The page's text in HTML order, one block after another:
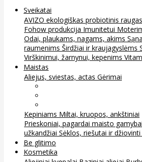
Sveikatai
AVIZO ekologiškas probiotinis raugas
Fohow produkcija Imunitetui
Odai, plaukams, nagams, akims
raumenims Širdžiai ir kraujagyslėms
Virškinimui, žarnynui, kepenims
Maistas
Aliejus, sviestas, actas Gėrimai
Kepiniams Miltai, kruopos, ankštiniai
Prieskoniai, pagardai maisto gamybai
užkandžiai Sėklos, riešutai ir džiovinti
Be glitimo
Kosmetika